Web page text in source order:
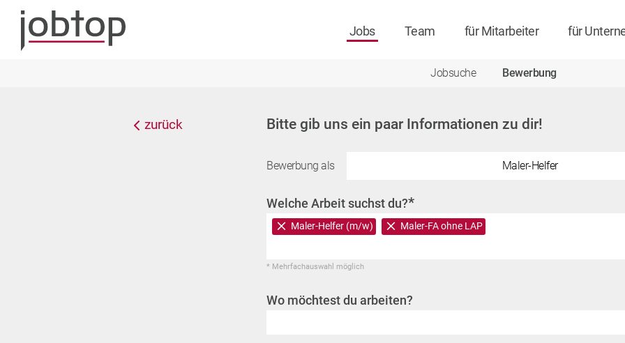
Jobs
Jobsuche Bewerbung
Team für Mitarbeiter für
zurück Bitte gib uns ein paar Informationen zu dir!
Bewerbung als Maler-Helfer
Welche Arbeit suchst du?*
Maler-Helfer (m/w) Maler-FA ohne LAP
* Mehrfachauswahl möglich
Wo möchtest du arbeiten?